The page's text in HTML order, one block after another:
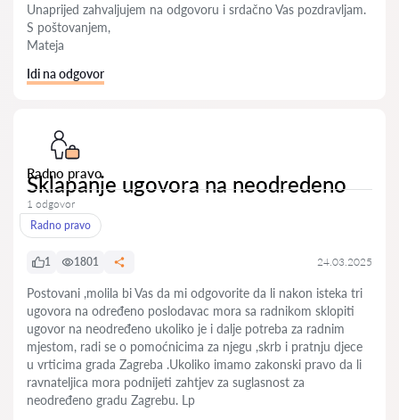
Unaprijed zahvaljujem na odgovoru i srdačno Vas pozdravljam.
S poštovanjem,
Mateja
Idi na odgovor
Radno pravo
Sklapanje ugovora na neodredeno
1 odgovor
Radno pravo
1 1801 24.03.2025
Postovani ,molila bi Vas da mi odgovorite da li nakon isteka tri
ugovora na određeno poslodavac mora sa radnikom sklopiti
ugovor na neodređeno ukoliko je i dalje potreba za radnim
mjestom, radi se o pomoćnicima za njegu ,skrb i pratnju djece
u vrticima grada Zagreba .Ukoliko imamo zakonski pravo da li
ravnateljica mora podnijeti zahtjev za suglasnost za
neodređeno gradu Zagrebu. Lp